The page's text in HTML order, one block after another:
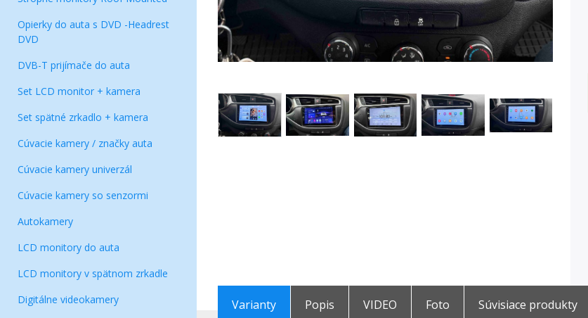
Opierky do auta s DVD -Headrest
DVD
DVB-T prijímače do auta
Set LCD monitor + kamera
Set spätné zrkadlo + kamera
Cúvacie kamery / značky auta
Cúvacie kamery univerzál
Cúvacie kamery so senzormi
Autokamery
LCD monitory do auta
LCD monitory v spätnom zrkadle
Digitálne videokamery
Varianty Popis VIDEO Foto Súvisiace produkty